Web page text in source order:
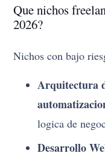
Que nichos
2026?
Nichos con bajo
Arquitectura
logica de
Desarrollo